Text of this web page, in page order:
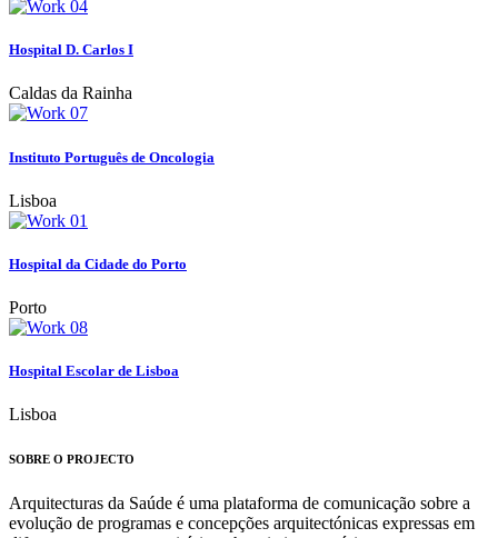
Hospital D. Carlos I
Caldas da Rainha
Instituto Português de Oncologia
Lisboa
Hospital da Cidade do Porto
Porto
Hospital Escolar de Lisboa
Lisboa
SOBRE O PROJECTO
Arquitecturas da Saúde é uma plataforma de comunicação sobre a
evolução de programas e concepções arquitectónicas expressas em